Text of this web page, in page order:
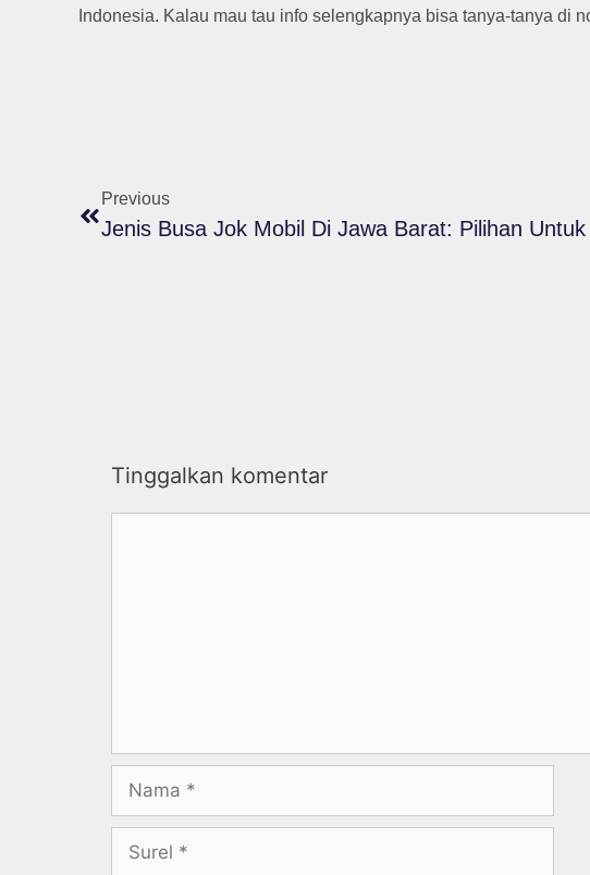
Indonesia. Kalau mau tau info selengkapnya bisa tanya-tanya di
Previous
Tinggalkan komentar